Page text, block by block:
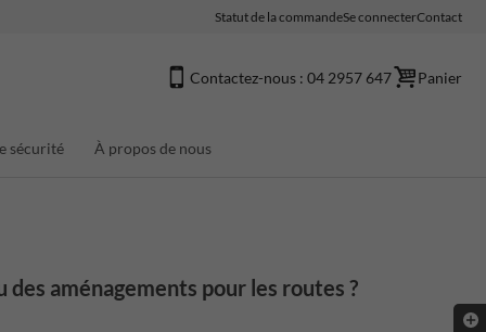
Statut de la commandeSe connecterContact
Contactez-nous : 04 2957 647 Panier
sécurité À propos de nous
aménagements pour les routes ?